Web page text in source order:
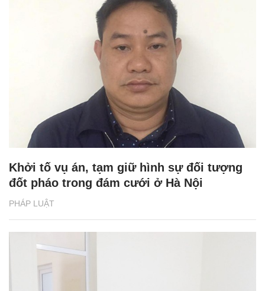
PHÁP LUẬT
Khởi tố vụ án, tạm giữ hình sự đối tượng
đốt pháo trong đám cưới ở Hà Nội